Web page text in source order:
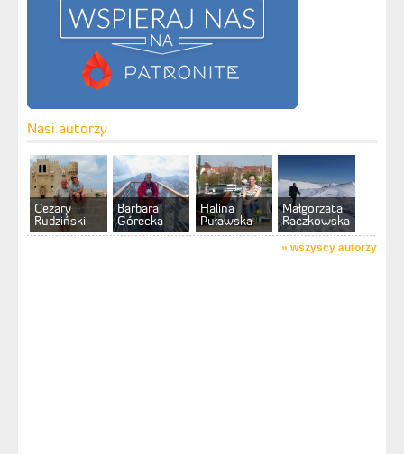
Nasi autorzy
Cezary
Rudziński
Barbara
Górecka
Halina
Puławska
Małgorzata
Raczkowska
» wszyscy autorzy